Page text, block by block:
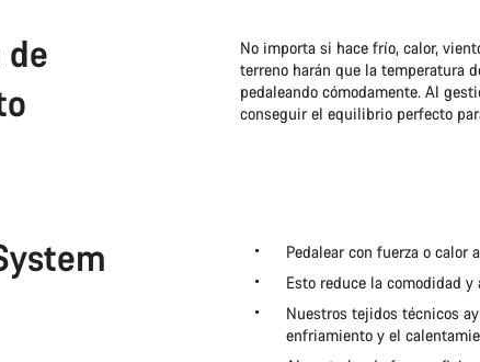
de
No importa si hace frío, calor,
terreno harán que la temperatura
pedaleando cómodamente. Al
conseguir el equilibrio perfecto
Pedalear con fuerza o calor
Esto reduce la comodidad
Nuestros tejidos técnicos
enfriamiento y el